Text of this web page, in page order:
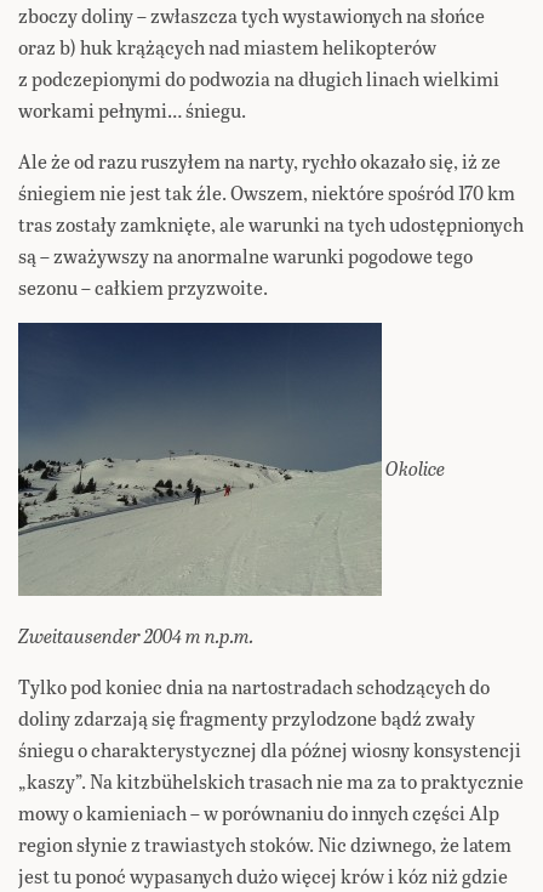
zboczy doliny – zwłaszcza tych wystawionych na słońce
oraz b) huk krążących nad miastem helikopterów
z podczepionymi do podwozia na długich linach wielkimi
workami pełnymi… śniegu.
Ale że od razu ruszyłem na narty, rychło okazało się, iż ze
śniegiem nie jest tak źle. Owszem, niektóre spośród 170 km
tras zostały zamknięte, ale warunki na tych udostępnionych
są – zważywszy na anormalne warunki pogodowe tego
sezonu – całkiem przyzwoite.
Okolice
Zweitausender 2004 m n.p.m.
Tylko pod koniec dnia na nartostradach schodzących do
doliny zdarzają się fragmenty przylodzone bądź zwały
śniegu o charakterystycznej dla późnej wiosny konsystencji
„kaszy”. Na kitzbühelskich trasach nie ma za to praktycznie
mowy o kamieniach – w porównaniu do innych części Alp
region słynie z trawiastych stoków. Nic dziwnego, że latem
jest tu ponoć wypasanych dużo więcej krów i kóz niż gdzie